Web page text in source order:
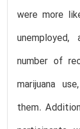
were more
number of
marijuana
them.